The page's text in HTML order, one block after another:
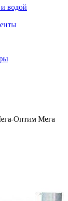
водой
Оптим Мега